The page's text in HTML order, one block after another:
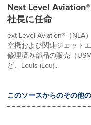
Next Level
社長に任命
ext Level Aviation®（NLA
空機および関連ジェット
修理済み部品の販売（
ど、Louis (Lou)...
このソースからのその他